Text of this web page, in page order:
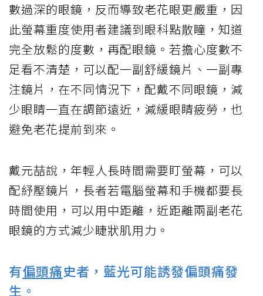
數過深的眼鏡，反而導致老花眼更嚴重，因
此螢幕重度使用者建議到眼科點散瞳，知道
完全放鬆的度數，再配眼鏡。若擔心度數不
足看不清楚，可以配一副舒緩鏡片、一副專
注鏡片，在不同情況下，配戴不同眼鏡，減
少眼睛一直在調節遠近，減緩眼睛疲勞，也
避免老花提前到來。
戴元喆說，年輕人長時間需要盯螢幕，可以
配紓壓鏡片，長者若電腦螢幕和手機都要長
時間使用，可以用中距離，近距離兩副老花
眼鏡的方式減少睫狀肌用力。
有偏頭痛史者，藍光可能誘發偏頭痛發
生。